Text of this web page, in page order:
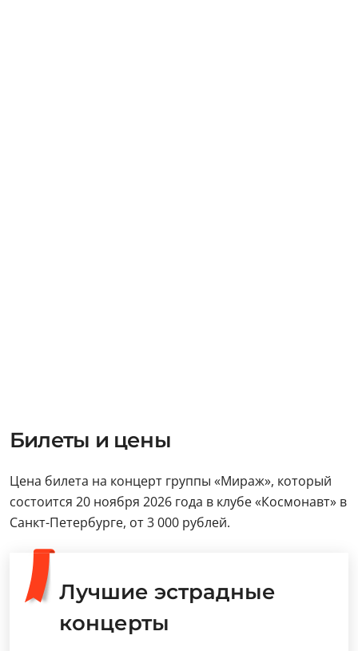
Билеты и цены
Цена билета на концерт группы «Мираж», который
состоится 20 ноября 2026 года в клубе «Космонавт» в
Санкт-Петербурге, от 3 000 рублей.
Лучшие эстрадные
концерты